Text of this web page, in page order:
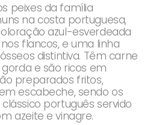
peixes da família
na costa portuguesa,
azul-esverdeada
flancos, e uma linha
distintiva. Têm carne
e são ricos em
preparados fritos,
escabeche, sendo os
português servido
azeite e vinagre.